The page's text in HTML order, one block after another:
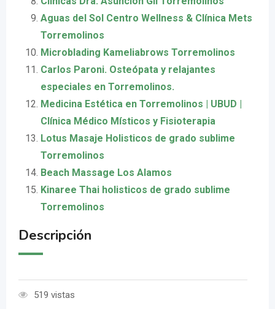
Aguas del Sol Centro Wellness & Clínica Mets
Torremolinos
Microblading Kameliabrows Torremolinos
Carlos Paroni. Osteópata y relajantes
especiales en Torremolinos.
Medicina Estética en Torremolinos | UBUD |
Clínica Médico Místicos y Fisioterapia
Lotus Masaje Holisticos de grado sublime
Torremolinos
Beach Massage Los Alamos
Kinaree Thai holisticos de grado sublime
Torremolinos
Descripción
519 vistas